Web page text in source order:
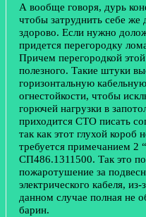
А вообще говоря, дурь
чтобы затруднить себе же
здорово. Если нужно
придется перегородку
Причем перегородкой
полезного. Такие штуки
горизонтальную
огнестойкости, чтобы
горючей нагрузки в
приходится СТО писать
так как этот глухой короб
требуется примечанием 2
СП486.1311500. Так это
пожаротушение за
электрического кабеля,
данном случае полная не
барин.